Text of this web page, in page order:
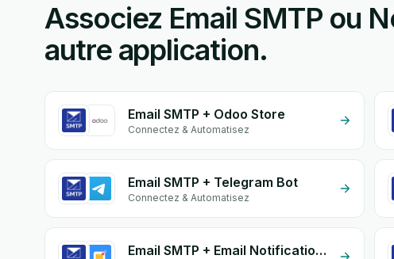
Associez Email SMTP ou
autre application.
Email SMTP + Odoo Store
Connectez & Automatisez
Email SMTP + Telegram Bot
Connectez & Automatisez
Email SMTP + Email Notifications by eGrow